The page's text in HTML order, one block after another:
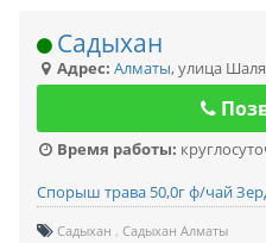
Садыхан
Адрес: Алматы,улица
Время работы:
Спорыш трава 50,0г ф/чай
Садыхан Садыхан Алматы